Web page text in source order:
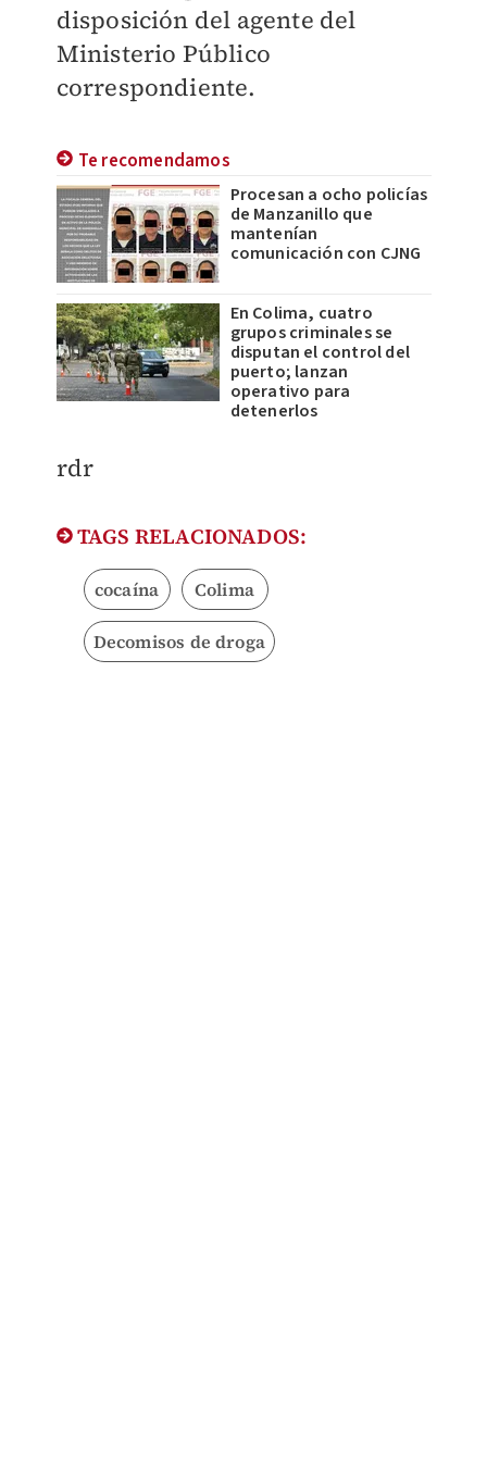
disposición del agente del
Ministerio Público
correspondiente.
Te recomendamos
Procesan a ocho policías
de Manzanillo que
mantenían
comunicación con CJNG
En Colima, cuatro
grupos criminales se
disputan el control del
puerto; lanzan
operativo para
detenerlos
rdr
TAGS RELACIONADOS:
cocaína Colima
Decomisos de droga